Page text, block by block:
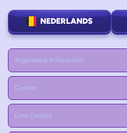
NEDERLANDS
Algemene Informatie
Casino
Live Casino